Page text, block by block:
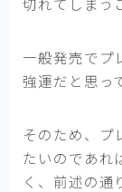
一般発売でプ
強運だと思っ
そのため、プ
たいのであれ
く、前述の通